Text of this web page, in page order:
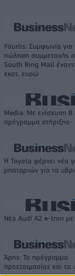
Fourlis: Συμφωνία για
πώληση συμμετοχής
South Ring Mall
εκατ. ευρώ
Media: Με ενίσχυση 8
πρόγραμμα
Η Toyota φέρνει νέα
μπαταριών για τα
Νέο Audi A2 e-tron με
Άρης: Το πρόγραμμα
προετοιμασίας και τα